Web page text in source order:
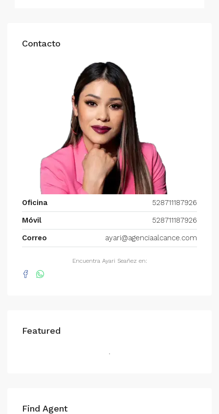
Contacto
Oficina
528711187926
Móvil
528711187926
Correo
ayari@agenciaalcance.com
Encuentra Ayari Seañez en:
Featured
Find Agent